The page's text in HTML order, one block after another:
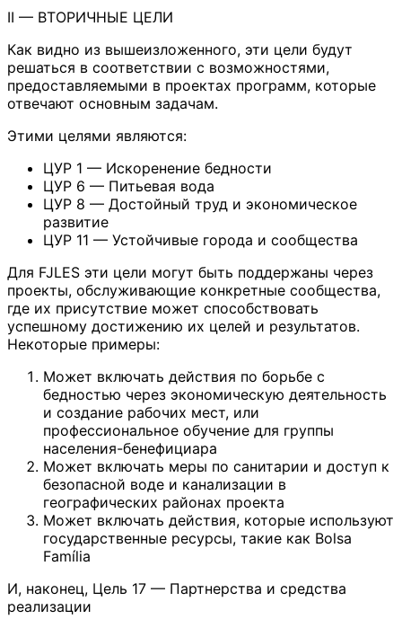
II — ВТОРИЧНЫЕ ЦЕЛИ
Как видно из вышеизложенного, эти цели будут
решаться в соответствии с возможностями,
предоставляемыми в проектах программ, которые
отвечают основным задачам.
Этими целями являются:
ЦУР 1 — Искоренение бедности
ЦУР 6 — Питьевая вода
ЦУР 8 — Достойный труд и экономическое
развитие
ЦУР 11 — Устойчивые города и сообщества
Для FJLES эти цели могут быть поддержаны через
проекты, обслуживающие конкретные сообщества,
где их присутствие может способствовать
успешному достижению их целей и результатов.
Некоторые примеры:
Может включать действия по борьбе с
бедностью через экономическую деятельность
и создание рабочих мест, или
профессиональное обучение для группы
населения-бенефициара
Может включать меры по санитарии и доступ к
безопасной воде и канализации в
географических районах проекта
Может включать действия, которые используют
государственные ресурсы, такие как Bolsa
Família
И, наконец, Цель 17 — Партнерства и средства
реализации